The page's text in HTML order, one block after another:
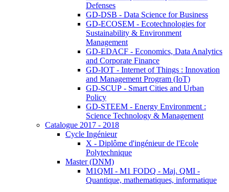
Defenses
GD-DSB - Data Science for Business
GD-ECOSEM - Ecotechnologies for
Sustainability & Environment
Management
GD-EDACF - Economics, Data Analytics
and Corporate Finance
GD-IOT - Internet of Things : Innovation
and Management Program (IoT)
GD-SCUP - Smart Cities and Urban
Policy
GD-STEEM - Energy Environment :
Science Technology & Management
Catalogue 2017 - 2018
Cycle Ingénieur
X - Diplôme d'ingénieur de l'Ecole
Polytechnique
Master (DNM)
M1QMI - M1 FODQ - Maj. QMI -
Quantique, mathematiques, informatique